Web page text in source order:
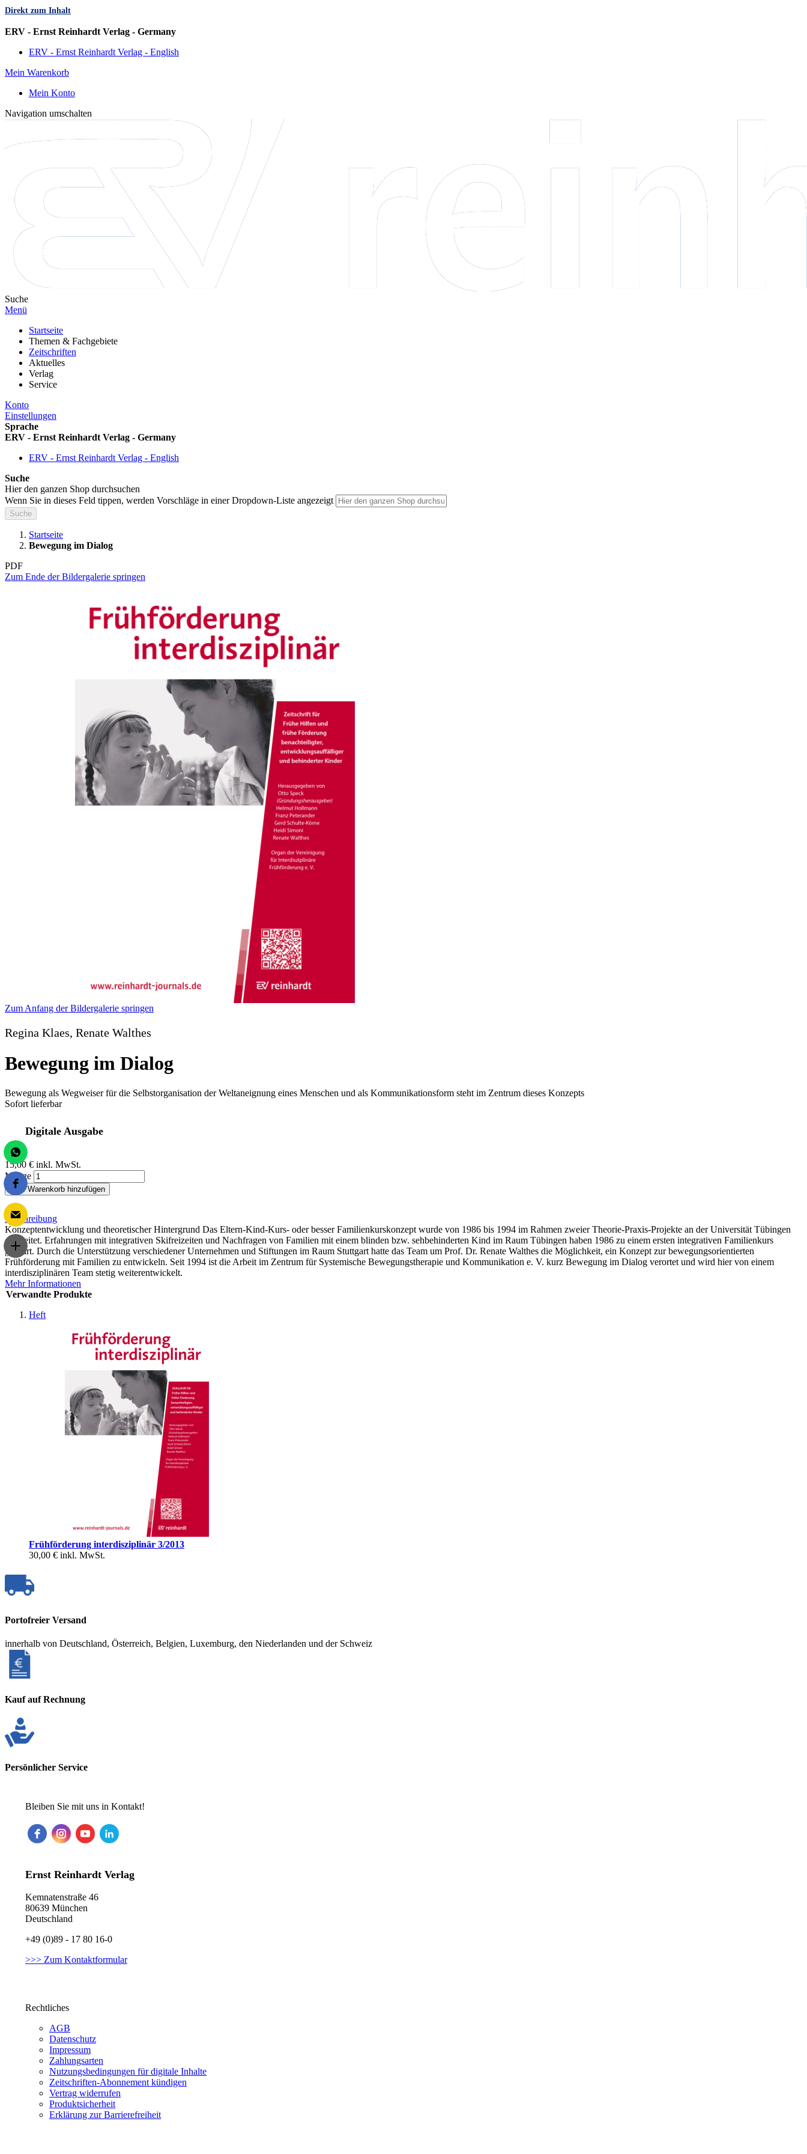
Direkt zum Inhalt
ERV - Ernst Reinhardt Verlag - Germany
ERV - Ernst Reinhardt Verlag - English
Mein Warenkorb
Mein Konto
Navigation umschalten
Suche
Menü
Startseite
Themen & Fachgebiete
Zeitschriften
Aktuelles
Verlag
Service
Konto
Einstellungen
Sprache
ERV - Ernst Reinhardt Verlag - Germany
ERV - Ernst Reinhardt Verlag - English
Suche
Hier den ganzen Shop durchsuchen
Wenn Sie in dieses Feld tippen, werden Vorschläge in einer Dropdown-Liste angezeigt
Suche
Startseite
Bewegung im Dialog
PDF
Zum Ende der Bildergalerie springen
Zum Anfang der Bildergalerie springen
Regina Klaes, Renate Walthes
Bewegung im Dialog
Bewegung als Wegweiser für die Selbstorganisation der Weltaneignung eines Menschen und als Kommunikationsform steht im Zentrum dieses Konzepts
Sofort lieferbar
Digitale Ausgabe
15,00 € inkl. MwSt.
Menge
Zum Warenkorb hinzufügen
Beschreibung
Konzeptentwicklung und theoretischer Hintergrund Das Eltern-Kind-Kurs- oder besser Familienkurskonzept wurde von 1986 bis 1994 im Rahmen zweier Theorie-Praxis-Projekte an der Universität Tübingen
erarbeitet. Erfahrungen mit integrativen Skifreizeiten und Nachfragen von Familien mit einem blinden bzw. sehbehinderten Kind im Raum Tübingen haben 1986 zu einem ersten integrativen Familienkurs
geführt. Durch die Unterstützung verschiedener Unternehmen und Stiftungen im Raum Stuttgart hatte das Team um Prof. Dr. Renate Walthes die Möglichkeit, ein Konzept zur bewegungsorientierten
Frühförderung mit Familien zu entwickeln. Seit 1994 ist die Arbeit im Zentrum für Systemische Bewegungstherapie und Kommunikation e. V. kurz Bewegung im Dialog verortet und wird hier von einem
interdisziplinären Team stetig weiterentwickelt.
Mehr Informationen
Verwandte Produkte
Heft
Frühförderung interdisziplinär 3/2013
30,00 € inkl. MwSt.
Portofreier Versand
innerhalb von Deutschland, Österreich, Belgien, Luxemburg, den Niederlanden und der Schweiz
Kauf auf Rechnung
Persönlicher Service
Bleiben Sie mit uns in Kontakt!
Ernst Reinhardt Verlag
Kemnatenstraße 46
80639 München
Deutschland
+49 (0)89 - 17 80 16-0
>>> Zum Kontaktformular
Rechtliches
AGB
Datenschutz
Impressum
Zahlungsarten
Nutzungsbedingungen für digitale Inhalte
Zeitschriften-Abonnement kündigen
Vertrag widerrufen
Produktsicherheit
Erklärung zur Barrierefreiheit